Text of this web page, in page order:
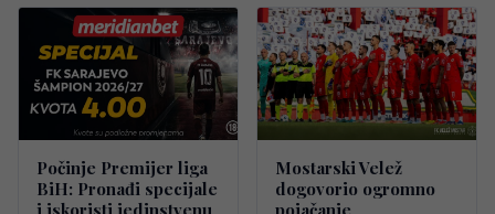
Počinje Premijer liga
BiH: Pronađi specijale
i iskoristi jedinstvenu
Mostarski Velež
dogovorio ogromno
pojačanje